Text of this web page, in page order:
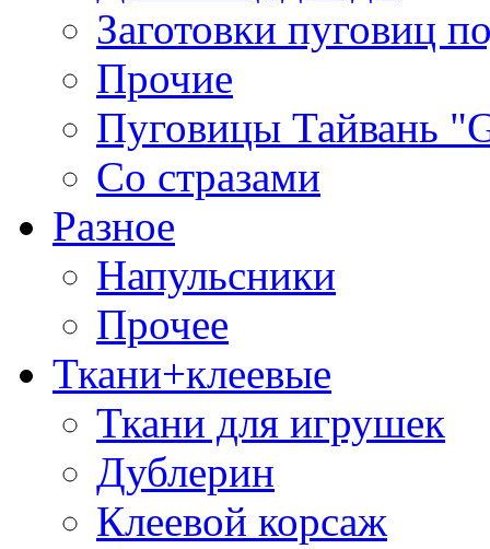
Заготовки пуговиц
Прочие
Пуговицы Тайвань
Со стразами
Разное
Напульсники
Прочее
Ткани+клеевые
Ткани для игрушек
Дублерин
Клеевой корсаж